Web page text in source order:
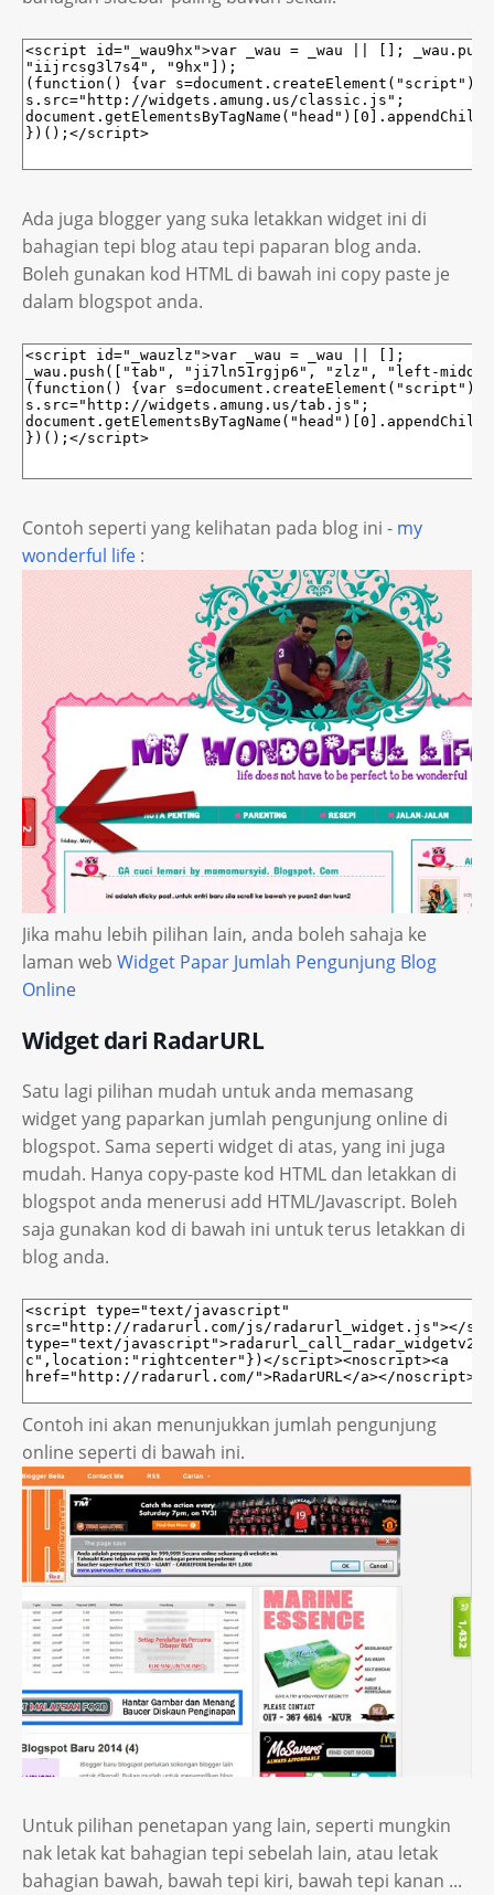
Ada juga blogger yang suka letakkan widget ini di
bahagian tepi blog atau tepi paparan blog anda.
Boleh gunakan kod HTML di bawah ini copy paste je
dalam blogspot anda.
Contoh seperti yang kelihatan pada blog ini - my
wonderful life :
Jika mahu lebih pilihan lain, anda boleh sahaja ke
laman web Widget Papar Jumlah Pengunjung Blog
Online
Widget dari RadarURL
Satu lagi pilihan mudah untuk anda memasang
widget yang paparkan jumlah pengunjung online di
blogspot. Sama seperti widget di atas, yang ini juga
mudah. Hanya copy-paste kod HTML dan letakkan di
blogspot anda menerusi add HTML/Javascript. Boleh
saja gunakan kod di bawah ini untuk terus letakkan di
blog anda.
Contoh ini akan menunjukkan jumlah pengunjung
online seperti di bawah ini.
Untuk pilihan penetapan yang lain, seperti mungkin
nak letak kat bahagian tepi sebelah lain, atau letak
bahagian bawah, bawah tepi kiri, bawah tepi kanan ...